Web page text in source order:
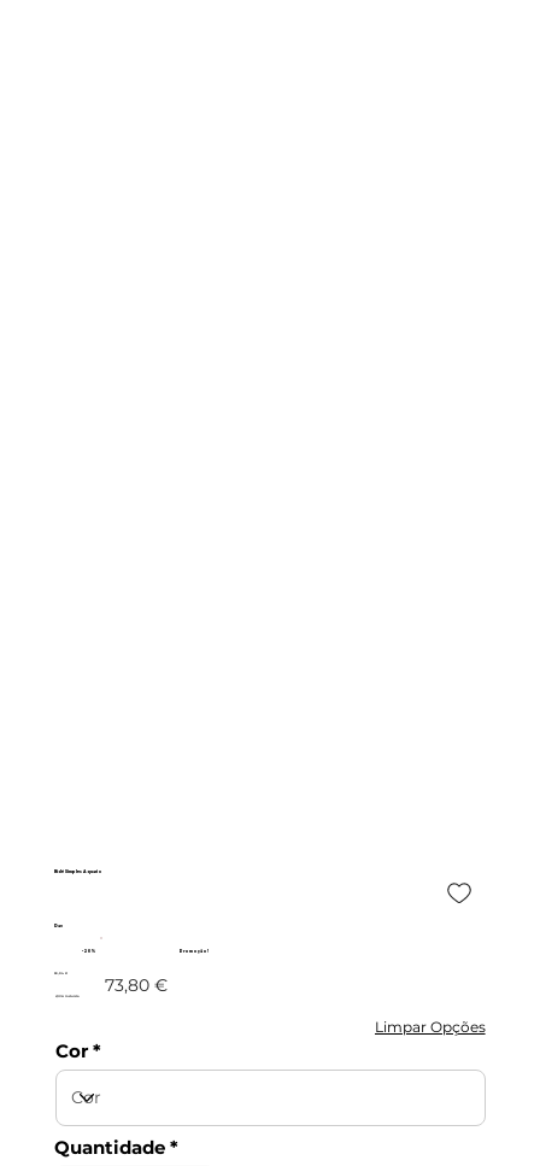
Bidé Simples Aquario
Dav
Promoção!
- 20%
59,04 € 73,80 €
c/IVA incluído
Limpar Opções
Cor
Quantidade